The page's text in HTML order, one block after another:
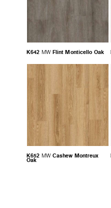
K642 MW Flint Monticello Oak
K652 MW Cashew Montreux
Oak